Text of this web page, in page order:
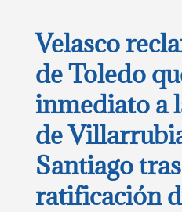
Velasco
de Toledo
inmediato a
de
Santiago
ratificación